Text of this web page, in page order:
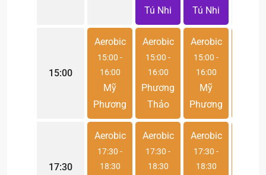
Tú Nhi Tú Nhi
15:00
Aerobic
15:00 -
16:00
Mỹ
Phương
Aerobic
15:00 -
16:00
Phương
Thảo
Aerobic
15:00 -
16:00
Mỹ
Phương
17:30
Aerobic
17:30 -
18:30
Aerobic
17:30 -
18:30
Aerobic
17:30 -
18:30